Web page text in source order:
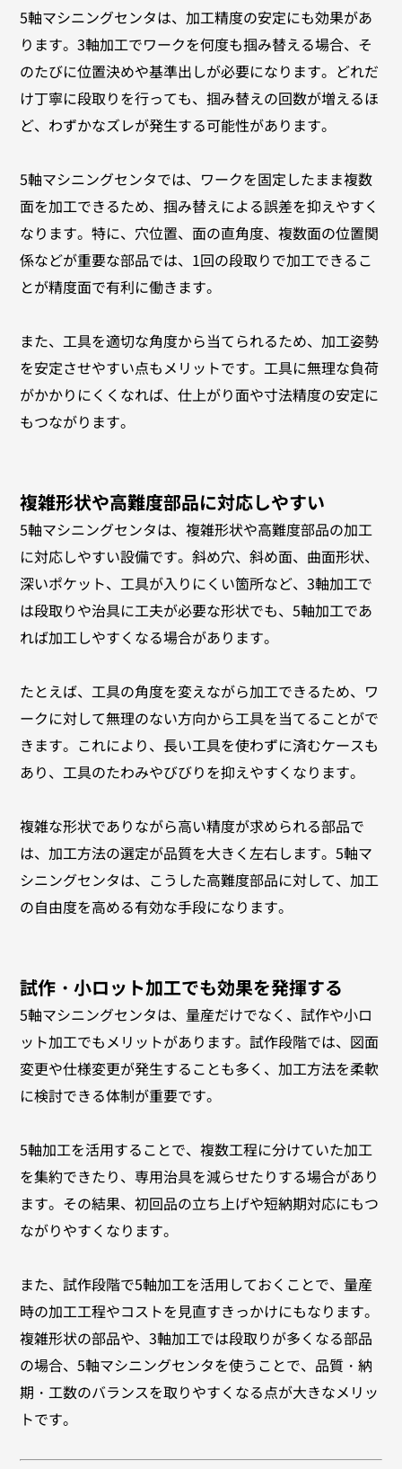
5軸マシニングセンタは、加工精度の安定にも効果があ
ります。3軸加工でワークを何度も掴み替える場合、そ
のたびに位置決めや基準出しが必要になります。どれだ
け丁寧に段取りを行っても、掴み替えの回数が増えるほ
ど、わずかなズレが発生する可能性があります。
5軸マシニングセンタでは、ワークを固定したまま複数
面を加工できるため、掴み替えによる誤差を抑えやすく
なります。特に、穴位置、面の直角度、複数面の位置関
係などが重要な部品では、1回の段取りで加工できるこ
とが精度面で有利に働きます。
また、工具を適切な角度から当てられるため、加工姿勢
を安定させやすい点もメリットです。工具に無理な負荷
がかかりにくくなれば、仕上がり面や寸法精度の安定に
もつながります。
複雑形状や高難度部品に対応しやすい
5軸マシニングセンタは、複雑形状や高難度部品の加工
に対応しやすい設備です。斜め穴、斜め面、曲面形状、
深いポケット、工具が入りにくい箇所など、3軸加工で
は段取りや治具に工夫が必要な形状でも、5軸加工であ
れば加工しやすくなる場合があります。
たとえば、工具の角度を変えながら加工できるため、ワ
ークに対して無理のない方向から工具を当てることがで
きます。これにより、長い工具を使わずに済むケースも
あり、工具のたわみやびびりを抑えやすくなります。
複雑な形状でありながら高い精度が求められる部品で
は、加工方法の選定が品質を大きく左右します。5軸マ
シニングセンタは、こうした高難度部品に対して、加工
の自由度を高める有効な手段になります。
試作・小ロット加工でも効果を発揮する
5軸マシニングセンタは、量産だけでなく、試作や小ロ
ット加工でもメリットがあります。試作段階では、図面
変更や仕様変更が発生することも多く、加工方法を柔軟
に検討できる体制が重要です。
5軸加工を活用することで、複数工程に分けていた加工
を集約できたり、専用治具を減らせたりする場合があり
ます。その結果、初回品の立ち上げや短納期対応にもつ
ながりやすくなります。
また、試作段階で5軸加工を活用しておくことで、量産
時の加工工程やコストを見直すきっかけにもなります。
複雑形状の部品や、3軸加工では段取りが多くなる部品
の場合、5軸マシニングセンタを使うことで、品質・納
期・工数のバランスを取りやすくなる点が大きなメリッ
トです。